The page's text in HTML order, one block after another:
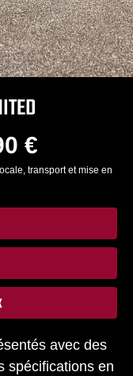
€
transport et mise en
avec des
spécifications en